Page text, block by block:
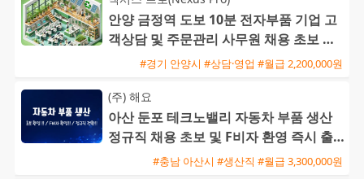
안양 금정역 도보 10분 전자부품 기업 고
객상담 및 주문관리 사무원 채용 초보 가
#경기 안양시 #상담·영업 #월급 2,200,000원
(주) 해요
아산 둔포 테크노밸리 자동차 부품 생산
정규직 채용 초보 및 F비자 환영 즉시 출
#충남 아산시 #생산직 #월급 3,300,000원